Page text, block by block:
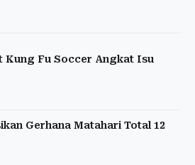
Kung Fu Soccer Angkat Isu
Gerhana Matahari Total 12